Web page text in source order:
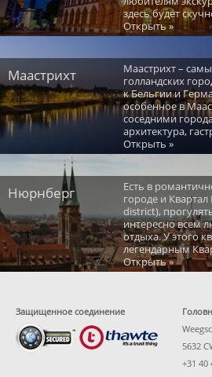
здесь будет
Открыть »
Маастрихт
Маастрихт –
голландских
к Бельгии и
особенное в
соседними
архитектура,
Открыть »
Нюрнберг
Есть в
городе и
district),
интересно всем
отдыха. У этого
легендарным
Открыть »
Защищенное соединение
5632
+31 40